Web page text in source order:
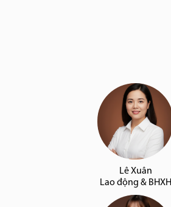
Lê Xuân
Lao động & BHXH